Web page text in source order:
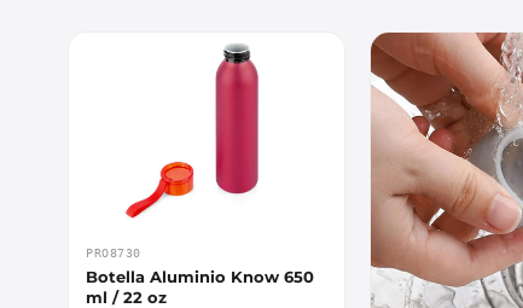
PRO8730
Botella Aluminio Know 650
ml / 22 oz